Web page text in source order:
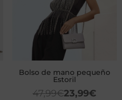
Bolso de mano pequeño
Estoril
47,99€23,99€